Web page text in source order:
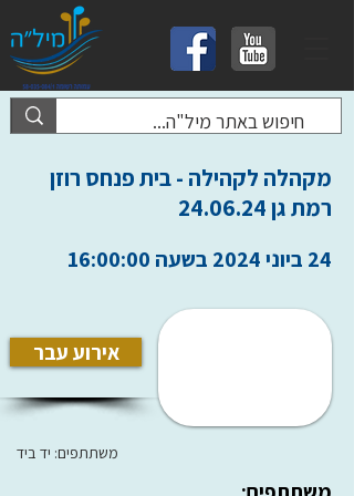
מקהלה לקהילה - בית פנחס רוזן
רמת גן 24.06.24
24 ביוני 2024 בשעה 16:00:00
אירוע עבר
משתתפים: יד ביד